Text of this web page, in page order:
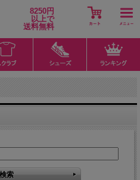
8250円
以上で
送料無料